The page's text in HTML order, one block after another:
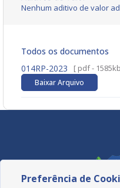
Nenhum aditivo de valor
Todos os documentos
014RP-2023
[ pdf -
Baixar Arquivo
Preferência de